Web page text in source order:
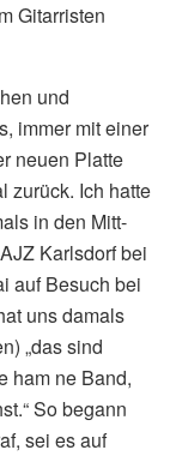
Gitarristen
und
immer mit einer
neuen Platte
zurück. Ich hatte
in den Mitt-
Karlsdorf bei
auf Besuch bei
uns damals
„das sind
ham ne Band,
So begann
sei es auf